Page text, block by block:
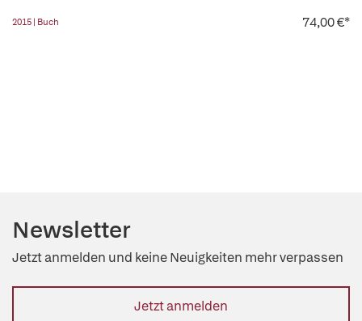
2015 | Buch 74,00 €*
Newsletter
Jetzt anmelden und keine Neuigkeiten mehr verpassen
Jetzt anmelden